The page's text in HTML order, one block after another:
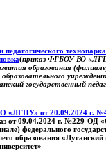
педагогического
(приказ ФГБОУ ВО
образования
образовательного
государственный
«ЛГПУ» от 20.09.2024 г.
от 09.04.2024 г. №229-ОД
федерального
образования «Луганский